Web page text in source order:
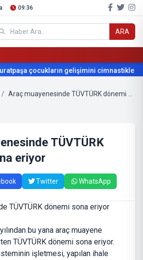
09:36
ARA
çocukların gelişimini cimnastikle
/
TÜVTÜRK
eriyor
Twitter WhatsApp
bu yana araç muayene
TÜVTÜRK dönemi sona eriyor.
işletmesi, yapılan ihale